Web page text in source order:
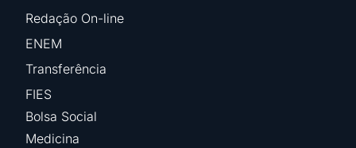
Redação On-line
ENEM
Transferência
FIES
Bolsa Social
Medicina